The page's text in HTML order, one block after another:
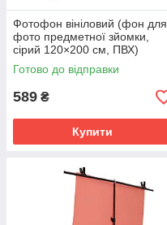
Фотофон вініловий (фон для
фото предметної зйомки,
сірий 120×200 см, ПВХ)
Готово до відправки
589 ₴
Купити